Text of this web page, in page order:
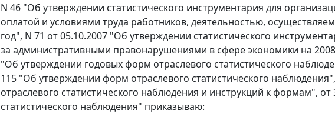
N 46 "Об утверждении статистического инструментария для
оплатой и условиями труда работников, деятельностью,
год", N 71 от 05.10.2007 "Об утверждении статистического
за административными правонарушениями в сфере экономики на
"Об утверждении годовых форм отраслевого статистического
115 "Об утверждении форм отраслевого статистического
отраслевого статистического наблюдения и инструкций к формам",
статистического наблюдения" приказываю: